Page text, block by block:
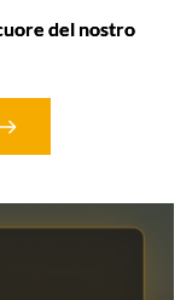
del nostro